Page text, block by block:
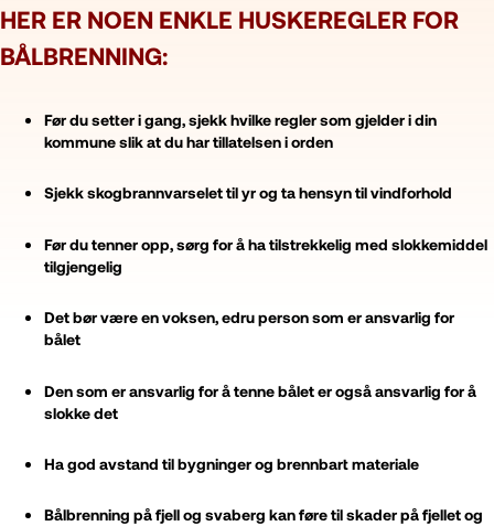
HER ER NOEN ENKLE HUSKEREGLER FOR
BÅLBRENNING:
Før du setter i gang, sjekk hvilke regler som gjelder i din
kommune slik at du har tillatelsen i orden
Sjekk skogbrannvarselet til yr og ta hensyn til vindforhold
Før du tenner opp, sørg for å ha tilstrekkelig med slokkemiddel
tilgjengelig
Det bør være en voksen, edru person som er ansvarlig for
bålet
Den som er ansvarlig for å tenne bålet er også ansvarlig for å
slokke det
Ha god avstand til bygninger og brennbart materiale
Bålbrenning på fjell og svaberg kan føre til skader på fjellet og